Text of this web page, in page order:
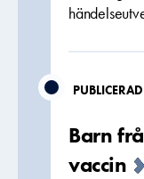
Barn
vaccin